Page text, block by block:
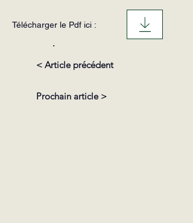
Télécharger le Pdf ici :
.
< Article précédent
Prochain article >